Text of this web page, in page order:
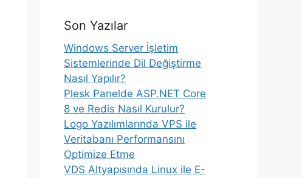
Son Yazılar
Windows Server İşletim
Sistemlerinde Dil Değiştirme
Nasıl Yapılır?
Plesk Panelde ASP.NET Core
8 ve Redis Nasıl Kurulur?
Logo Yazılımlarında VPS ile
Veritabanı Performansını
Optimize Etme
VDS Altyapısında Linux ile E-